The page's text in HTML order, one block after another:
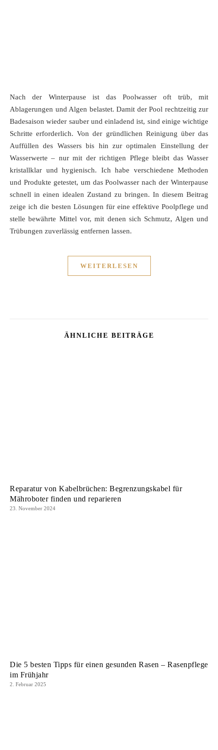
Nach der Winterpause ist das Poolwasser oft trüb, mit
Ablagerungen und Algen belastet. Damit der Pool rechtzeitig zur
Badesaison wieder sauber und einladend ist, sind einige wichtige
Schritte erforderlich. Von der gründlichen Reinigung über das
Auffüllen des Wassers bis hin zur optimalen Einstellung der
Wasserwerte – nur mit der richtigen Pflege bleibt das Wasser
kristallklar und hygienisch. Ich habe verschiedene Methoden
und Produkte getestet, um das Poolwasser nach der Winterpause
schnell in einen idealen Zustand zu bringen. In diesem Beitrag
zeige ich die besten Lösungen für eine effektive Poolpflege und
stelle bewährte Mittel vor, mit denen sich Schmutz, Algen und
Trübungen zuverlässig entfernen lassen.
WEITERLESEN
ÄHNLICHE BEITRÄGE
Reparatur von Kabelbrüchen: Begrenzungskabel für
Mähroboter finden und reparieren
23. November 2024
Die 5 besten Tipps für einen gesunden Rasen – Rasenpflege
im Frühjahr
2. Februar 2025